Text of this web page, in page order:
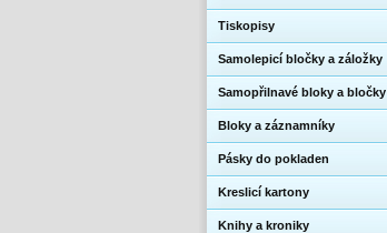
Tiskopisy
Samolepicí bločky a záložky
Samopřilnavé bloky a bločky
Bloky a záznamníky
Pásky do pokladen
Kreslicí kartony
Knihy a kroniky